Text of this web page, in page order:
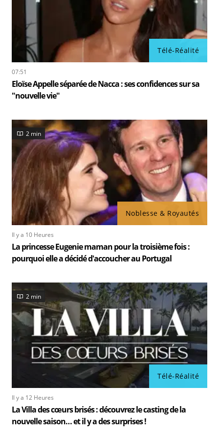
Télé-Réalité
07:51
Eloïse Appelle séparée de Nacca : ses confidences sur sa
"nouvelle vie"
Noblesse & Royautés
2 min
Il y a 10 Heures
La princesse Eugenie maman pour la troisième fois :
pourquoi elle a décidé d'accoucher au Portugal
Télé-Réalité
2 min
Il y a 12 Heures
La Villa des cœurs brisés : découvrez le casting de la
nouvelle saison… et il y a des surprises !